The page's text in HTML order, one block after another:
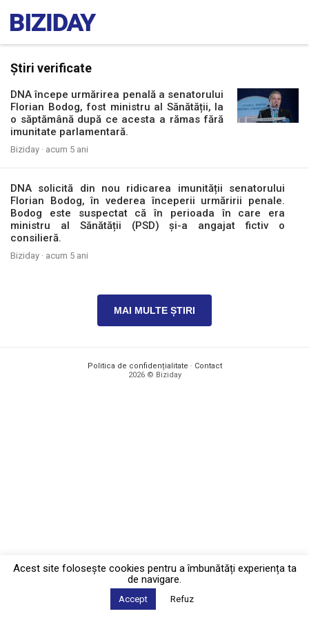
Știri verificate
DNA începe urmărirea penală a senatorului
Florian Bodog, fost ministru al Sănătății, la
o săptămână după ce acesta a rămas fără
imunitate parlamentară.
Biziday · acum 5 ani
DNA solicită din nou ridicarea imunității senatorului
Florian Bodog, în vederea începerii urmăririi penale.
Bodog este suspectat că în perioada în care era
ministru al Sănătății (PSD) și-a angajat fictiv o
consilieră.
Biziday · acum 5 ani
MAI MULTE ȘTIRI
Politica de confidențialitate · Contact
2026 © Biziday
Acest site foloseşte cookies pentru a îmbunătăți experiența ta
de navigare.
Accept Refuz